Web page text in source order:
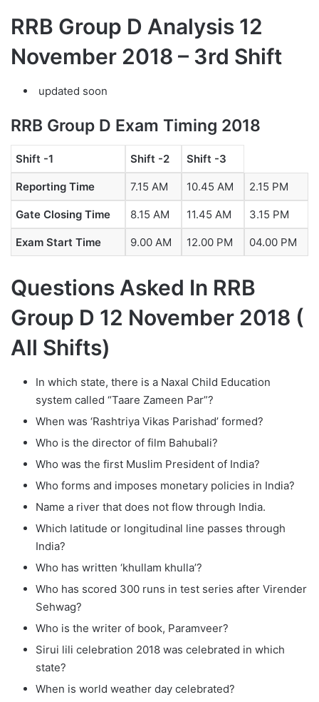
RRB Group D Analysis 12
November 2018 – 3rd Shift
updated soon
RRB Group D Exam Timing 2018
Shift -1 Shift -2 Shift -3
Reporting Time 7.15 AM 10.45 AM 2.15 PM
Gate Closing Time 8.15 AM 11.45 AM 3.15 PM
Exam Start Time 9.00 AM 12.00 PM 04.00 PM
Questions Asked In RRB
Group D 12 November 2018 (
All Shifts)
In which state, there is a Naxal Child Education
system called “Taare Zameen Par”?
When was ‘Rashtriya Vikas Parishad’ formed?
Who is the director of film Bahubali?
Who was the first Muslim President of India?
Who forms and imposes monetary policies in India?
Name a river that does not flow through India.
Which latitude or longitudinal line passes through
India?
Who has written ‘khullam khulla’?
Who has scored 300 runs in test series after Virender
Sehwag?
Who is the writer of book, Paramveer?
Sirui lili celebration 2018 was celebrated in which
state?
When is world weather day celebrated?